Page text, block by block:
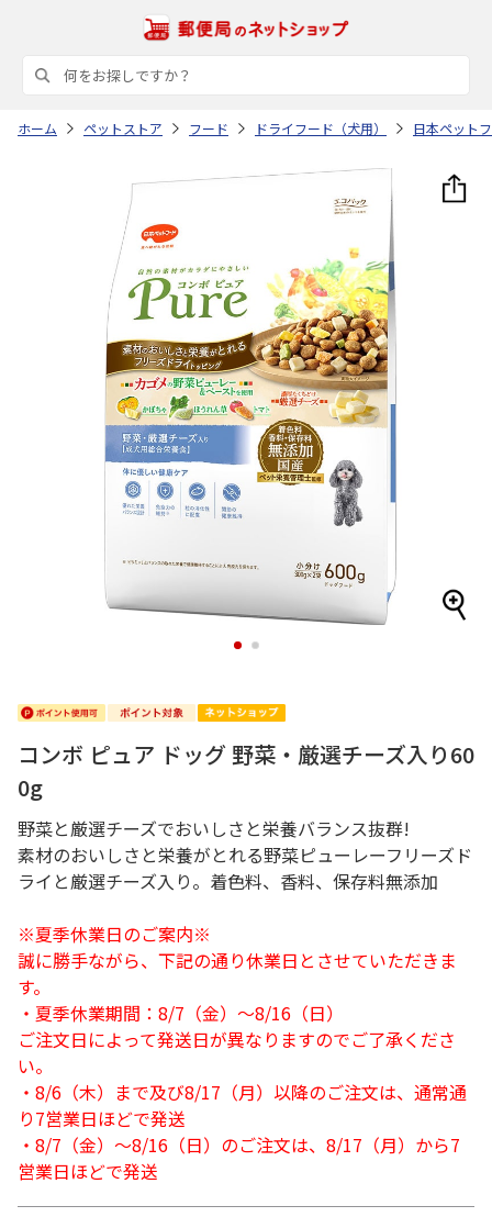
ホーム ペットストア フード ドライフード（犬用） 日本ペット
1 2
コンボ ピュア ドッグ 野菜・厳選チーズ入り60
0g
野菜と厳選チーズでおいしさと栄養バランス抜群!
素材のおいしさと栄養がとれる野菜ピューレーフリーズド
ライと厳選チーズ入り。着色料、香料、保存料無添加
※夏季休業日のご案内※
誠に勝手ながら、下記の通り休業日とさせていただきま
す。
・夏季休業期間：8/7（金）～8/16（日）
ご注文日によって発送日が異なりますのでご了承くださ
い。
・8/6（木）まで及び8/17（月）以降のご注文は、通常通
り7営業日ほどで発送
・8/7（金）～8/16（日）のご注文は、8/17（月）から7
営業日ほどで発送